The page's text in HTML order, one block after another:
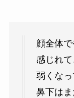
顔全体
感じれ
弱くな
鼻下は